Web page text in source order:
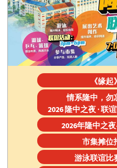
《缘起》
情系隆中，勿
2026 隆中之夜 · 联
2026年隆中之
市集摊位
游泳联谊比